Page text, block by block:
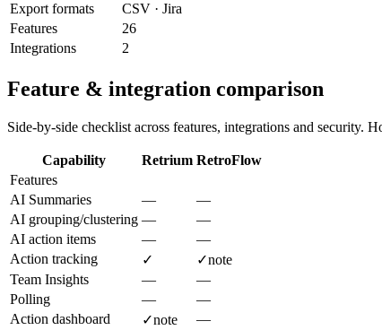
Export formats
CSV · Jira
Features
26
Integrations
2
Feature & integration comparison
Side-by-side checklist across features, integrations and security.
Capability Retrium RetroFlow
Features
AI Summaries
—
—
AI grouping/clustering —
—
AI action items
—
—
Action tracking
✓ ✓note
Team Insights
—
—
Polling
—
—
Action dashboard
✓note
—